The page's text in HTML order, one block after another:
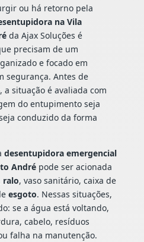
ou há retorno pela
na Vila
da Ajax Soluções é
precisam de um
e focado em
segurança. Antes de
situação é avaliada com
do entupimento seja
conduzido da forma
desentupidora emergencial
Andrépode ser acionada
ralo, vaso sanitário, caixa de
esgoto. Nessas situações,
se a água está voltando,
cabelo, resíduos
falha na manutenção.